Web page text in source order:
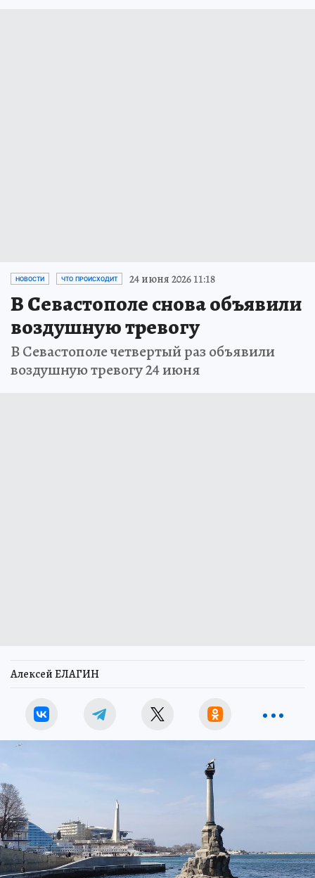
НОВОСТИ ЧТО ПРОИСХОДИТ 24 июня 2026 11:18
В Севастополе снова объявили
воздушную тревогу
В Севастополе четвертый раз объявили
воздушную тревогу 24 июня
Алексей ЕЛАГИН